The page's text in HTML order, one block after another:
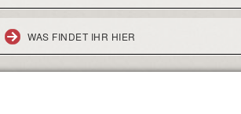
WAS FINDET IHR HIER